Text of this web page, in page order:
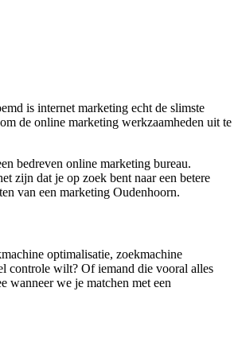
is internet marketing echt de slimste
de online marketing werkzaamheden uit te
bedreven online marketing bureau.
zijn dat je op zoek bent naar een betere
van een marketing Oudenhoorn.
optimalisatie, zoekmachine
controle wilt? Of iemand die vooral alles
wanneer we je matchen met een